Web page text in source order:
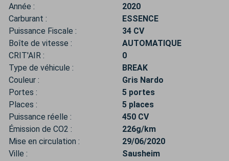
Année :
2020
Carburant :
ESSENCE
Puissance Fiscale :
34 CV
Boîte de vitesse :
AUTOMATIQUE
CRIT'AIR :
0
Type de véhicule :
BREAK
Couleur :
Gris Nardo
Portes :
5 portes
Places :
5 places
Puissance réelle :
450 CV
Émission de CO2 :
226g/km
Mise en circulation :
29/06/2020
Ville :
Sausheim